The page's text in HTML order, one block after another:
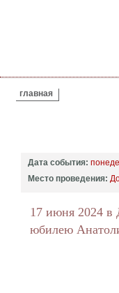
ВЫ ЗДЕСЬ
главная
Дата события:
Место проведения:
17 июня 2024 в
юбилею